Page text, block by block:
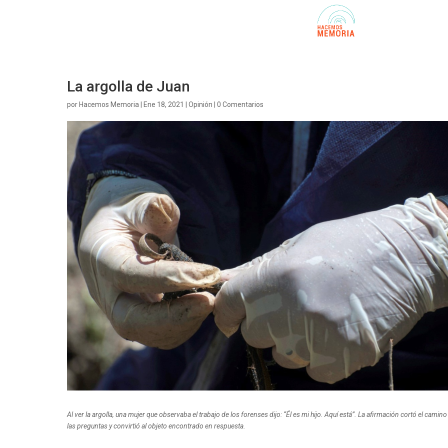
La argolla de Juan
por Hacemos Memoria Ene 18, 2021 |Opinión |0 Comentarios
Al ver la argolla, una mujer que observaba el trabajo de los forenses dijo: “Él es mi hijo. Aquí está”. La afirmación cortó el
las preguntas y convirtió al objeto encontrado en respuesta.